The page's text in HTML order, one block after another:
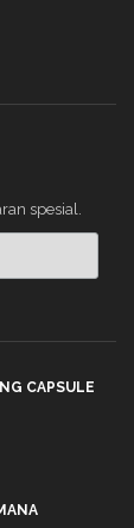
spesial.
CAPSULE